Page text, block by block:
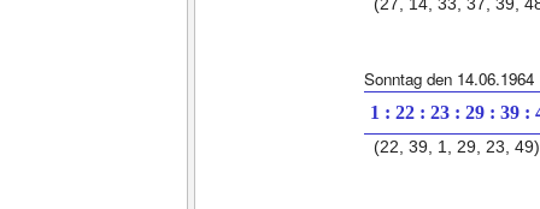
(27, 14, 33, 37, 39,
Sonntag den 14.06.1964
1 : 22 : 23 : 29 : 39 :
(22, 39, 1, 29, 23, 49)